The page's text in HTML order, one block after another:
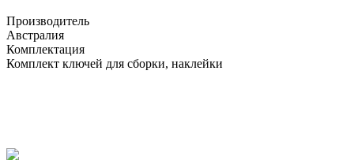
Производитель
Австралия
Комплектация
Комплект ключей для сборки, наклейки